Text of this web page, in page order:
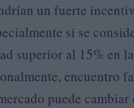
un fuerte
si se
superior al 15% en
encuentro
puede cambiar